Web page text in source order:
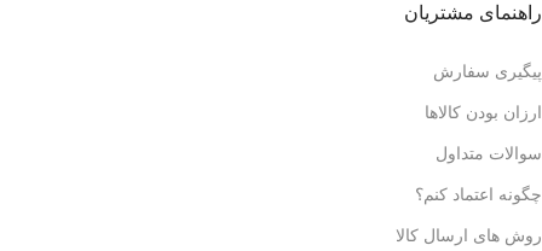
راهنمای مشتریان
پیگیری سفارش
ارزان بودن کالاها
سوالات متداول
چگونه اعتماد کنم؟
روش های ارسال کالا